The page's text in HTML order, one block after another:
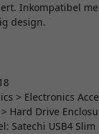
Inkompatibel
design.
> Electronics
Hard Drive
Satechi USB4 Slim